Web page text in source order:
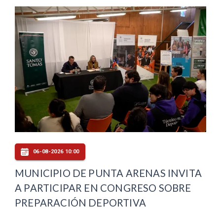
06-08-2026 10:00
MUNICIPIO DE PUNTA ARENAS INVITA
A PARTICIPAR EN CONGRESO SOBRE
PREPARACIÓN DEPORTIVA